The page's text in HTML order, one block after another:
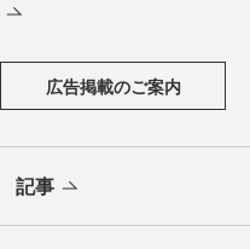
広告掲載のご案内
記事